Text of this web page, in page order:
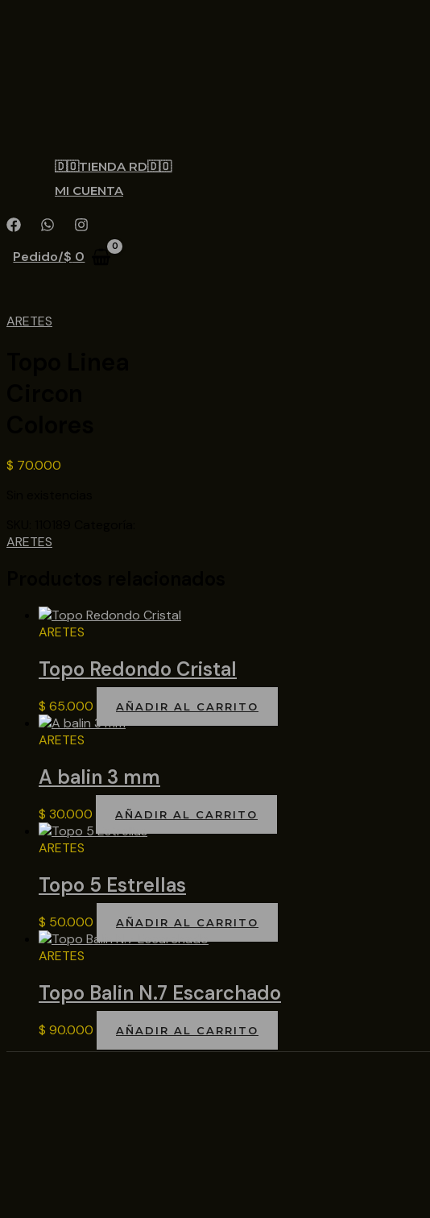
🇩🇴TIENDA RD🇩🇴
MI CUENTA
Pedido/$ 0
ARETES
$ 70.000
ARETES
ARETES
Topo Redondo Cristal
$ 65.000 AÑADIR AL CARRITO
ARETES
A balin 3 mm
$ 30.000 AÑADIR AL CARRITO
ARETES
Topo 5 Estrellas
$ 50.000 AÑADIR AL CARRITO
ARETES
Topo Balin N.7 Escarchado
$ 90.000 AÑADIR AL CARRITO